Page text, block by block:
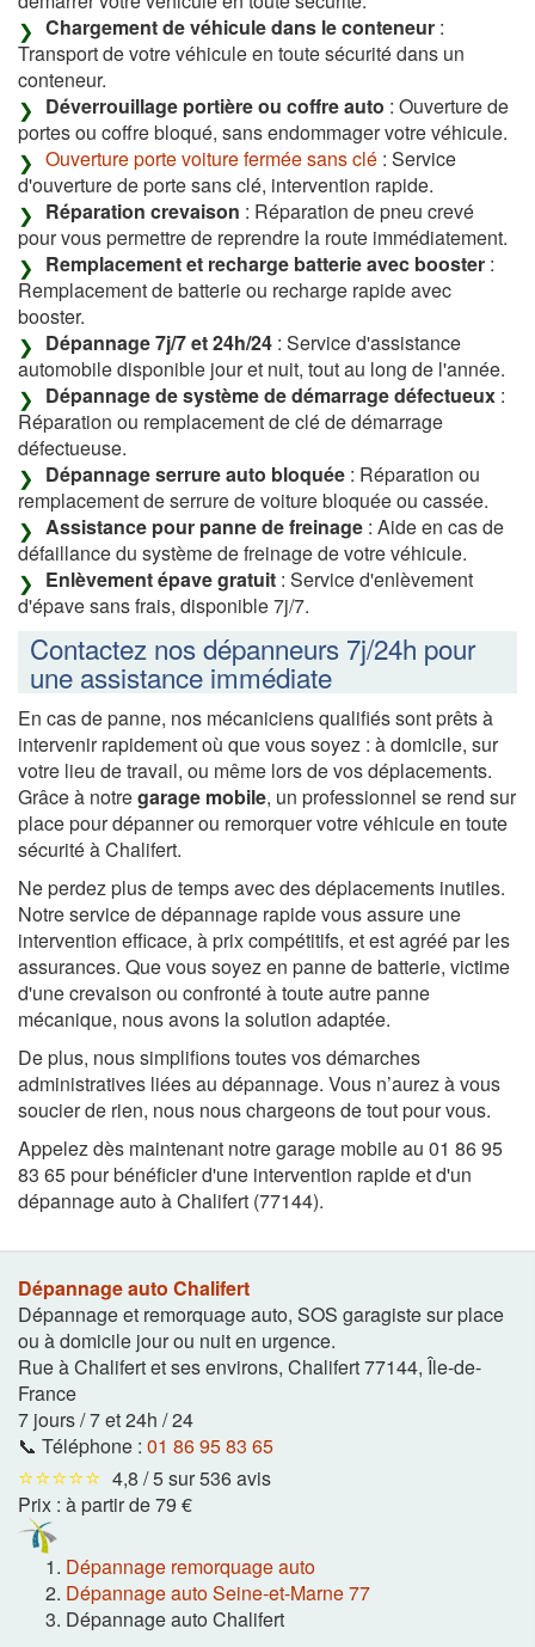
Chargement de véhicule dans le conteneur :
Transport de votre véhicule en toute sécurité dans un
conteneur.
Déverrouillage portière ou coffre auto : Ouverture de
portes ou coffre bloqué, sans endommager votre véhicule.
Ouverture porte voiture fermée sans clé : Service
d'ouverture de porte sans clé, intervention rapide.
Réparation crevaison : Réparation de pneu crevé
pour vous permettre de reprendre la route immédiatement.
Remplacement et recharge batterie avec booster :
Remplacement de batterie ou recharge rapide avec
booster.
Dépannage 7j/7 et 24h/24 : Service d'assistance
automobile disponible jour et nuit, tout au long de l'année.
Dépannage de système de démarrage défectueux :
Réparation ou remplacement de clé de démarrage
défectueuse.
Dépannage serrure auto bloquée : Réparation ou
remplacement de serrure de voiture bloquée ou cassée.
Assistance pour panne de freinage : Aide en cas de
défaillance du système de freinage de votre véhicule.
Enlèvement épave gratuit : Service d'enlèvement
d'épave sans frais, disponible 7j/7.
Contactez nos dépanneurs 7j/24h pour
une assistance immédiate
En cas de panne, nos mécaniciens qualifiés sont prêts à
intervenir rapidement où que vous soyez : à domicile, sur
votre lieu de travail, ou même lors de vos déplacements.
Grâce à notregarage mobile, un professionnel se rend sur
place pour dépanner ou remorquer votre véhicule en toute
sécurité à Chalifert.
Ne perdez plus de temps avec des déplacements inutiles.
Notre service de dépannage rapide vous assure une
intervention efficace, à prix compétitifs, et est agréé par les
assurances. Que vous soyez en panne de batterie, victime
d'une crevaison ou confronté à toute autre panne
mécanique, nous avons la solution adaptée.
De plus, nous simplifions toutes vos démarches
administratives liées au dépannage. Vous n’aurez à vous
soucier de rien, nous nous chargeons de tout pour vous.
Appelez dès maintenant notre garage mobile au 01 86 95
83 65 pour bénéficier d'une intervention rapide et d'un
dépannage auto à Chalifert (77144).
Dépannage auto Chalifert
Dépannage et remorquage auto, SOS garagiste sur place
ou à domicile jour ou nuit en urgence.
Rue à Chalifert et ses environs, Chalifert77144, Île-de-
France
7 jours / 7 et 24h / 24
📞 Téléphone : 01 86 95 83 65
⭐⭐⭐⭐⭐ 4,8 / 5 sur 536 avis
Prix : à partir de 79 €
Dépannage remorquage auto
Dépannage auto Seine-et-Marne 77
Dépannage auto Chalifert